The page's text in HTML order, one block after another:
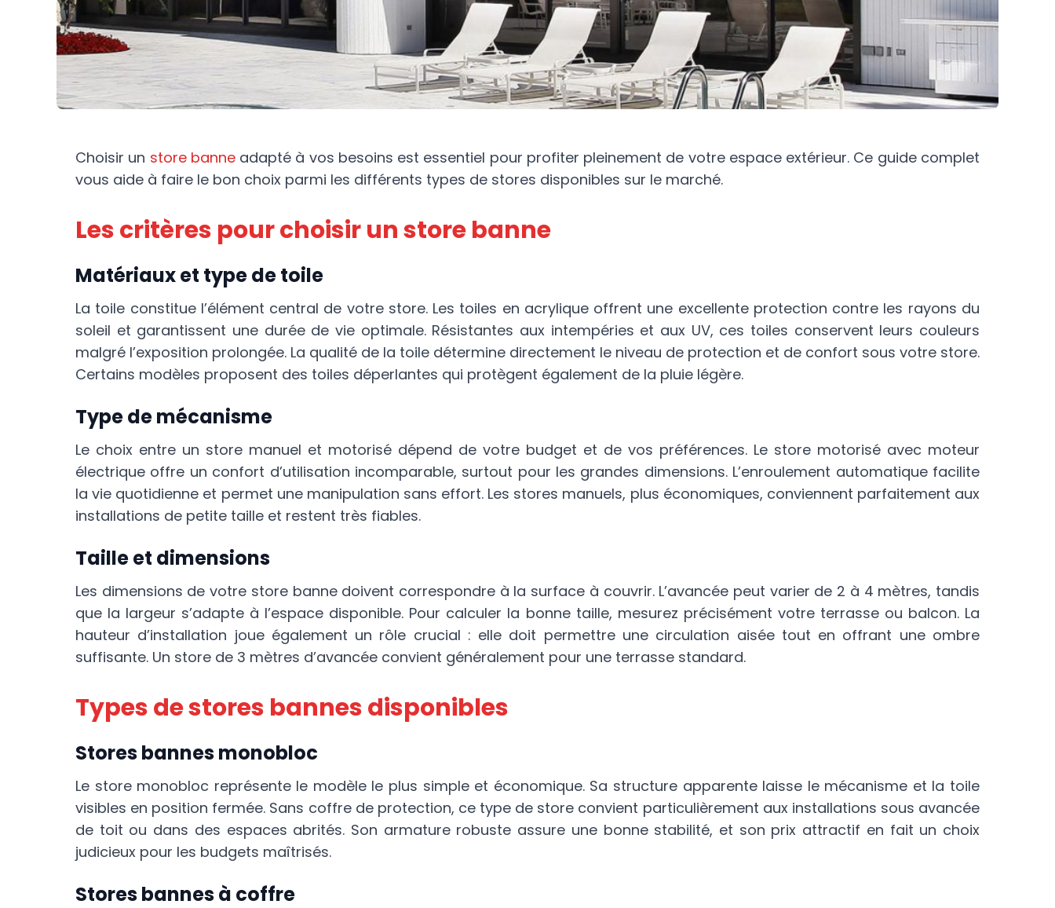
Choisir un store banneadapté à vos besoins est essentiel pour profiter pleinement de votre espace extérieur. Ce guide complet
vous aide à faire le bon choix parmi les différents types de stores disponibles sur le marché.
Les critères pour choisir un store banne
Matériaux et type de toile
La toile constitue l’élément central de votre store. Les toiles en acrylique offrent une excellente protection contre les rayons du
soleil et garantissent une durée de vie optimale. Résistantes aux intempéries et aux UV, ces toiles conservent leurs couleurs
malgré l’exposition prolongée. La qualité de la toile détermine directement le niveau de protection et de confort sous votre store.
Certains modèles proposent des toiles déperlantes qui protègent également de la pluie légère.
Type de mécanisme
Le choix entre un store manuel et motorisé dépend de votre budget et de vos préférences. Le store motorisé avec moteur
électrique offre un confort d’utilisation incomparable, surtout pour les grandes dimensions. L’enroulement automatique facilite
la vie quotidienne et permet une manipulation sans effort. Les stores manuels, plus économiques, conviennent parfaitement aux
installations de petite taille et restent très fiables.
Taille et dimensions
Les dimensions de votre store banne doivent correspondre à la surface à couvrir. L’avancée peut varier de 2 à 4 mètres, tandis
que la largeur s’adapte à l’espace disponible. Pour calculer la bonne taille, mesurez précisément votre terrasse ou balcon. La
hauteur d’installation joue également un rôle crucial : elle doit permettre une circulation aisée tout en offrant une ombre
suffisante. Un store de 3 mètres d’avancée convient généralement pour une terrasse standard.
Types de stores bannes disponibles
Stores bannes monobloc
Le store monobloc représente le modèle le plus simple et économique. Sa structure apparente laisse le mécanisme et la toile
visibles en position fermée. Sans coffre de protection, ce type de store convient particulièrement aux installations sous avancée
de toit ou dans des espaces abrités. Son armature robuste assure une bonne stabilité, et son prix attractif en fait un choix
judicieux pour les budgets maîtrisés.
Stores bannes à coffre